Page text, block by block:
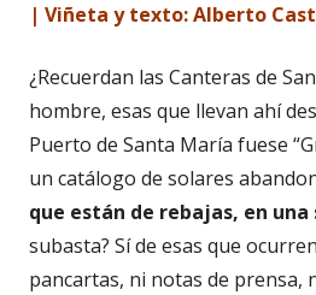
| Viñeta y texto: Alberto
¿Recuerdan las Canteras de
hombre, esas que llevan ahí
Puerto de Santa María fuese
un catálogo de solares
que están de rebajas, en una
subasta? Sí de esas que
pancartas, ni notas de prensa,